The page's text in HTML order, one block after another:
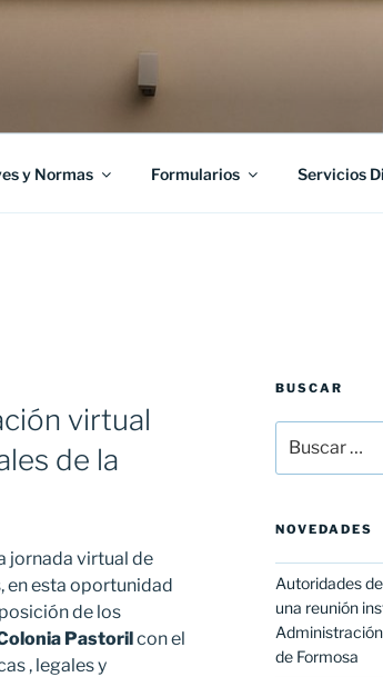
y Normas Formularios Servicios
virtual
de la
jornada virtual de
en esta oportunidad
de los
Pastorilcon el
, legales y
BUSCAR
por:
NOVEDADES
Autoridades
una reunión
de Formosa